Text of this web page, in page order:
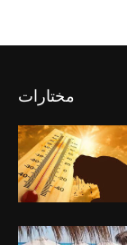
مختارات